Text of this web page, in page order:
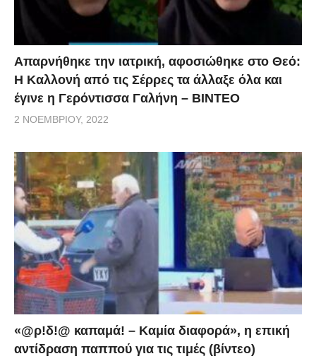
Απαρνήθηκε την ιατρική, αφοσιώθηκε στο Θεό:
Η Καλλονή από τις Σέρρες τα άλλαξε όλα και
έγινε η Γερόντισσα Γαλήνη – ΒΙΝΤΕΟ
2 ΝΟΕΜΒΡΊΟΥ, 2022
«@ρ!δ!@ καπαμά! – Καμία διαφορά», η επική
αντίδραση παππού για τις τιμές (βίντεο)